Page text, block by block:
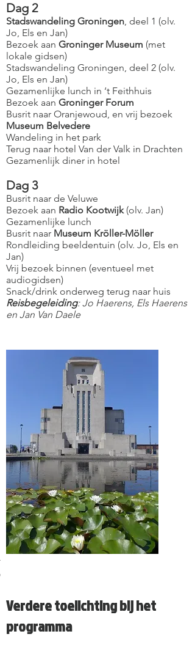
Dag 2
Stadswandeling Groningen, deel 1 (olv.
Jo, Els en Jan)
Bezoek aan Groninger Museum (met
lokale gidsen)
Stadswandeling Groningen, deel 2 (olv.
Jo, Els en Jan)
Gezamenlijke lunch in ‘t Feithhuis
Bezoek aan Groninger Forum
Busrit naar Oranjewoud, en vrij bezoek
Museum Belvedere
Wandeling in het park
Terug naar hotel Van der Valk in Drachten
Gezamenlijk diner in hotel
Dag 3
Busrit naar de Veluwe
Bezoek aan Radio Kootwijk(olv. Jan)
Gezamenlijke lunch
Busrit naar Museum Kröller-Möller
Rondleiding beeldentuin (olv. Jo, Els en
Jan)
Vrij bezoek binnen (eventueel met
audiogidsen)
Snack/drink onderweg terug naar huis
Reisbegeleiding: Jo Haerens, Els Haerens
en Jan Van Daele
Groningermuseum
Verdere toelichting bij het
programma